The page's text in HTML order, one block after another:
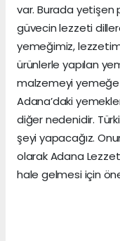
var. Burada yetişen
güvecin lezzeti
yemeğimiz,
ürünlerle yapılan
malzemeyi
Adana’daki
diğer nedenidir.
şeyi yapacağız.
olarak Adana
hale gelmesi için